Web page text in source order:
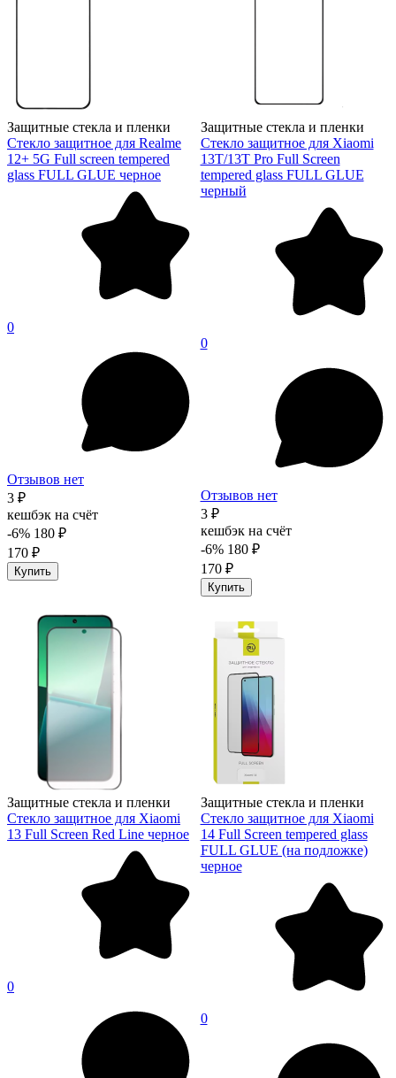
Защитные стекла и пленки
Стекло защитное для Realme
12+ 5G Full screen tempered
glass FULL GLUE черное
0
Отзывов нет
3 ₽
кешбэк на счёт
-6% 180 ₽
170 ₽
Купить
Защитные стекла и пленки
Стекло защитное для Xiaomi
13T/13T Pro Full Screen
tempered glass FULL GLUE
черный
0
Отзывов нет
3 ₽
кешбэк на счёт
-6% 180 ₽
170 ₽
Купить
Защитные стекла и пленки
Стекло защитное для Xiaomi
13 Full Screen Red Line черное
0
Защитные стекла и пленки
Стекло защитное для Xiaomi
14 Full Screen tempered glass
FULL GLUE (на подложке)
черное
0